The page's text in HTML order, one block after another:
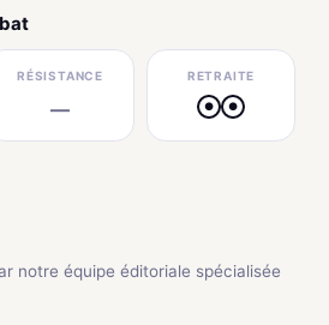
RÉSISTANCE
—
RETRAITE
● ●
notre équipe éditoriale spécialisée